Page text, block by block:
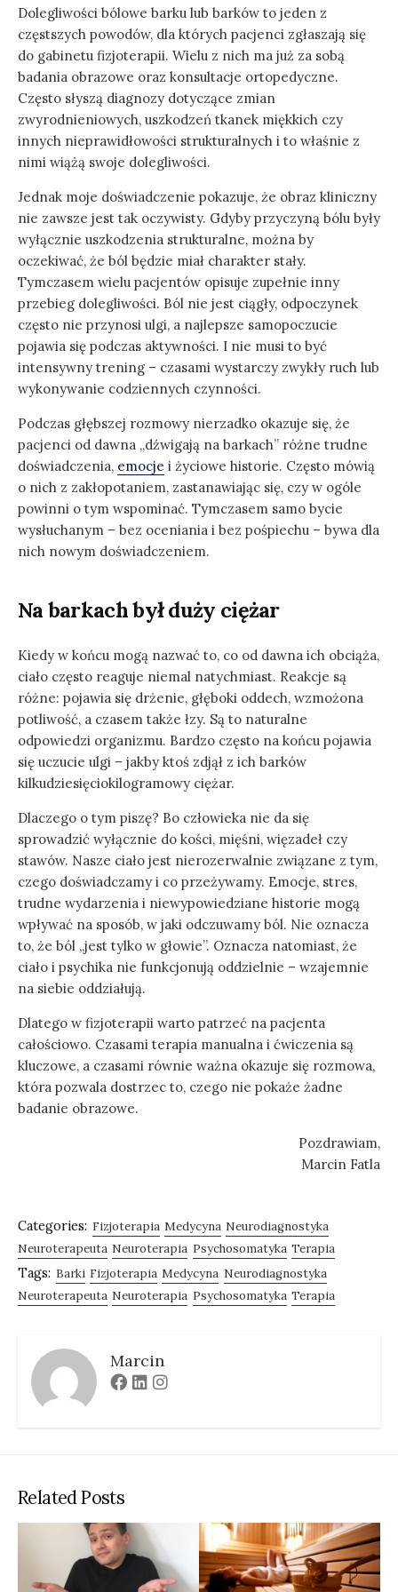
Dolegliwości bólowe barku lub barków to jeden z
częstszych powodów, dla których pacjenci zgłaszają się
do gabinetu fizjoterapii. Wielu z nich ma już za sobą
badania obrazowe oraz konsultacje ortopedyczne.
Często słyszą diagnozy dotyczące zmian
zwyrodnieniowych, uszkodzeń tkanek miękkich czy
innych nieprawidłowości strukturalnych i to właśnie z
nimi wiążą swoje dolegliwości.
Jednak moje doświadczenie pokazuje, że obraz kliniczny
nie zawsze jest tak oczywisty. Gdyby przyczyną bólu były
wyłącznie uszkodzenia strukturalne, można by
oczekiwać, że ból będzie miał charakter stały.
Tymczasem wielu pacjentów opisuje zupełnie inny
przebieg dolegliwości. Ból nie jest ciągły, odpoczynek
często nie przynosi ulgi, a najlepsze samopoczucie
pojawia się podczas aktywności. I nie musi to być
intensywny trening – czasami wystarczy zwykły ruch lub
wykonywanie codziennych czynności.
Podczas głębszej rozmowy nierzadko okazuje się, że
pacjenci od dawna „dźwigają na barkach” różne trudne
doświadczenia, emocje i życiowe historie. Często mówią
o nich z zakłopotaniem, zastanawiając się, czy w ogóle
powinni o tym wspominać. Tymczasem samo bycie
wysłuchanym – bez oceniania i bez pośpiechu – bywa dla
nich nowym doświadczeniem.
Na barkach był duży ciężar
Kiedy w końcu mogą nazwać to, co od dawna ich obciąża,
ciało często reaguje niemal natychmiast. Reakcje są
różne: pojawia się drżenie, głęboki oddech, wzmożona
potliwość, a czasem także łzy. Są to naturalne
odpowiedzi organizmu. Bardzo często na końcu pojawia
się uczucie ulgi – jakby ktoś zdjął z ich barków
kilkudziesięciokilogramowy ciężar.
Dlaczego o tym piszę? Bo człowieka nie da się
sprowadzić wyłącznie do kości, mięśni, więzadeł czy
stawów. Nasze ciało jest nierozerwalnie związane z tym,
czego doświadczamy i co przeżywamy. Emocje, stres,
trudne wydarzenia i niewypowiedziane historie mogą
wpływać na sposób, w jaki odczuwamy ból. Nie oznacza
to, że ból „jest tylko w głowie”. Oznacza natomiast, że
ciało i psychika nie funkcjonują oddzielnie – wzajemnie
na siebie oddziałują.
Dlatego w fizjoterapii warto patrzeć na pacjenta
całościowo. Czasami terapia manualna i ćwiczenia są
kluczowe, a czasami równie ważna okazuje się rozmowa,
która pozwala dostrzec to, czego nie pokaże żadne
badanie obrazowe.
Pozdrawiam,
Marcin Fatla
Categories: Fizjoterapia Medycyna Neurodiagnostyka
Neuroterapeuta Neuroterapia Psychosomatyka Terapia
Tags: Barki Fizjoterapia Medycyna Neurodiagnostyka
Neuroterapeuta Neuroterapia Psychosomatyka Terapia
Marcin
Facebook
LinkedinInstagram
Related Posts